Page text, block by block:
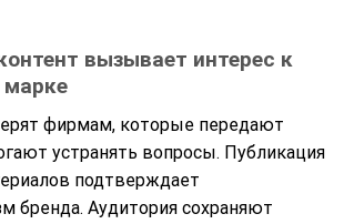
вызывает интерес к
фирмам, которые передают
устранять вопросы. Публикация
подтверждает
бренда. Аудитория сохраняют